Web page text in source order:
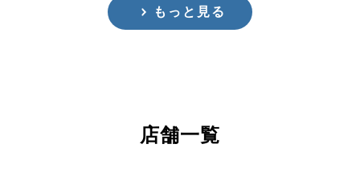
もっと見る
店舗一覧